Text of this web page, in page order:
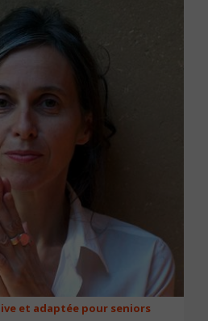
et adaptée pour seniors